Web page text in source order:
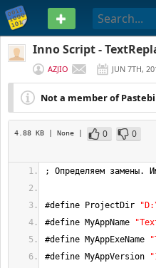
PASTEBIN
Inno Script -
AZJIO JUN 7TH,
Not a member of
4.88 KB | None | 0
0
; Определяем замены.
#define ProjectDir
#define MyAppName
#define MyAppExeName
#define MyAppVersion